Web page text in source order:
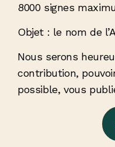
8000 signes
Objet : le nom de
Nous serons
contribution,
possible, vous